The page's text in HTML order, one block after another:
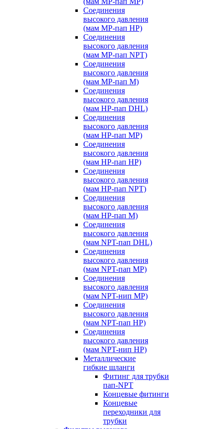
Соединения
высокого давления
(мам MP-пап HP)
Соединения
высокого давления
(мам MP-пап NPT)
Соединения
высокого давления
(мам MP-пап M)
Соединения
высокого давления
(мам HP-пап DHL)
Соединения
высокого давления
(мам HP-пап MP)
Соединения
высокого давления
(мам HP-пап HP)
Соединения
высокого давления
(мам HP-пап NPT)
Соединения
высокого давления
(мам HP-пап M)
Соединения
высокого давления
(мам NPT-пап DHL)
Соединения
высокого давления
(мам NPT-пап MP)
Соединения
высокого давления
(мам NPT-нип MP)
Соединения
высокого давления
(мам NPT-пап HP)
Соединения
высокого давления
(мам NPT-нип HP)
Металлические
гибкие шланги
Фитинг для трубки
пап-NPT
Концевые фитинги
Концевые
переходники для
трубки